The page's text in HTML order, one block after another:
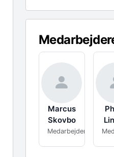
Marcus
Skovbo
Medarbejder